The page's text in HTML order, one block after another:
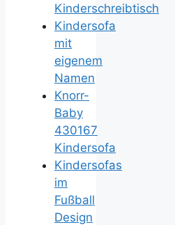
Kinderschreibtisch
Kindersofa
mit
eigenem
Namen
Knorr-
Baby
430167
Kindersofa
Kindersofas
im
Fußball
Design